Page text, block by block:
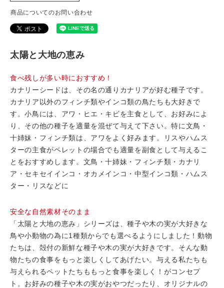
商品についてのお問い合わせ
太陽と大地の恵み
食べ残しが多い時におすすめ！
カナリーシードは、その名の通りカナリアが好む種子です。
カナリア以外のフィンチ類やインコ類の鳥たちも大好きで
す。小鳥には、アワ・ヒエ・キビを主食として、お好みによ
り、その他の種子を適量を混ぜて与えて下さい。特に文鳥・
十姉妹・フィンチ類は、アワをよく好みます。リスやハムス
ターの主食がペレットの場合でも適量を副食として与えるこ
とをおすすめします。文鳥・十姉妹・フィンチ類・カナリ
ア・セキセイインコ・オカメインコ・中型インコ類・ハムス
ター・リスなどに
安全な自然素材そのまま
「太陽と大地の恵み」シリーズは、種子や木の実が大好きな
鳥や小動物の為に1種類からでも選べるようにしました！動物
たちは、殻付の新鮮な種子や木の実が大好きです。そんな動
物たちの食事をもっと楽しくしてあげたい。与える私たちも
与えられるペットたちももっと食事を楽しく！がコンセプ
ト。お好みの種子や木の実がおやつだったり、オリジナルの